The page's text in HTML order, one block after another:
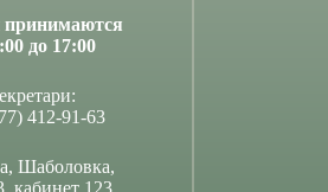
принимаются
до 17:00
412-91-63
Шаболовка,